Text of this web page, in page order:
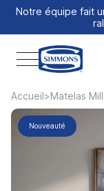
Notre équipe fait
Accueil Matelas
Nouveauté